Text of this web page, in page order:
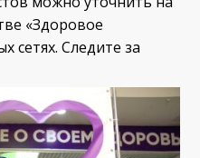
«Здоровое
сетях. Следите за